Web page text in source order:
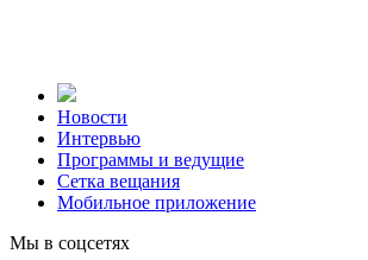
Новости
Интервью
Программы и ведущие
Сетка вещания
Мобильное приложение
Мы в соцсетях